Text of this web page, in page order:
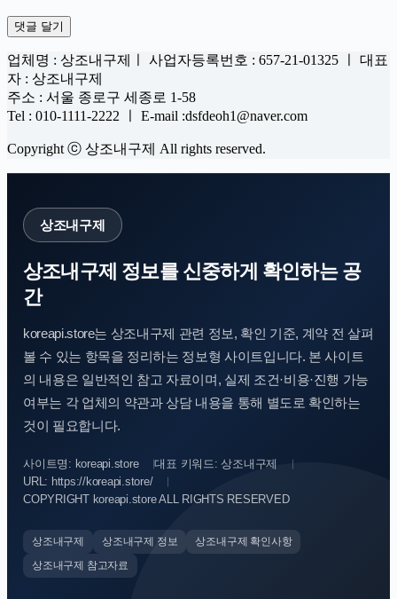
댓글 달기
업체명 : 상조내구제ㅣ 사업자등록번호 : 657-21-01325 ㅣ 대표
자 : 상조내구제
주소 : 서울 종로구 세종로 1-58
Tel : 010-1111-2222 ㅣ E-mail :dsfdeoh1@naver.com
Copyright ⓒ 상조내구제 All rights reserved.
상조내구제
상조내구제 정보를 신중하게 확인하는 공
간
koreapi.store는 상조내구제 관련 정보, 확인 기준, 계약 전 살펴
볼 수 있는 항목을 정리하는 정보형 사이트입니다. 본 사이트
의 내용은 일반적인 참고 자료이며, 실제 조건·비용·진행 가능
여부는 각 업체의 약관과 상담 내용을 통해 별도로 확인하는
것이 필요합니다.
사이트명: koreapi.store
대표 키워드: 상조내구제
URL: https://koreapi.store/
COPYRIGHT koreapi.store ALL RIGHTS RESERVED
상조내구제 상조내구제 정보
상조내구제 확인사항
상조내구제 참고자료